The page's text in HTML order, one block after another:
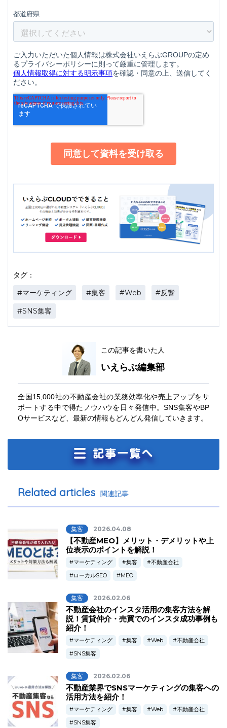
タグ：
#マーケティング #集客 #Web
#反響
#SNS集客
この記事を書いた人
いえらぶ編集部
全国15,000社の不動産会社の業務効率化や売上アップをサ
ポートする中で得たノウハウを日々発信中。SNS集客やBP
Oサービスなど、最新の情報もどんどん発信していきます。
Related articles 関連記事
集客 2026.04.08
【不動産MEO】メリット・デメリットや上
位表示のポイントを解説！
マーケティング 集客
不動産会社
ローカルSEO
MEO
集客 2026.02.06
不動産会社のインスタ活用の集客方法を解
説！賃貸仲介・売買でのインスタ成功事例も
紹介！
マーケティング 集客 Web
不動産会社
SNS集客
集客 2026.02.06
不動産業界でSNSマーケティングの集客への
活用方法を紹介！
マーケティング 集客 Web
不動産会社
SNS集客